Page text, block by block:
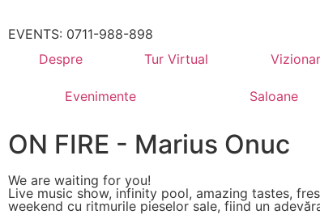
EVENTS: 0711-988-898
Despre
Tur Virtual
Evenimente Saloane
ON FIRE - Marius Onuc
We are waiting for you!
Live music show, infinity pool, amazing tastes,
weekend cu ritmurile pieselor sale, fiind un